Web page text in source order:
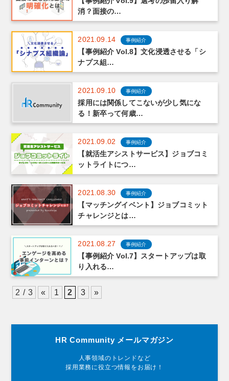
消？面接の…
2021.09.14 事例紹介
【事例紹介 Vol.8】文化浸透させる「シ
ナプス組…
2021.09.10 事例紹介
採用には関係してこないが少し気にな
る！新卒って何歳…
2021.09.02 事例紹介
【就活生アシストサービス】ジョブコミ
ットライトにつ…
2021.08.30 事例紹介
【マッチングイベント】ジョブコミット
チャレンジとは…
2021.08.27 事例紹介
【事例紹介 Vol.7】スタートアップは取
り入れる…
2 / 3 « 1 2 3 »
HR Community メールマガジン
人事領域のトレンドなど
採用業務に役立つ情報をお届け！